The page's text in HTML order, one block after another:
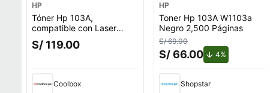
HP
Tóner Hp 103A,
compatible con Laser
1000, 1200, rendimiento
2,500 páginas, negro
S/ 119.00
Coolbox
HP
Toner Hp 103A W1103a
Negro 2,500 Páginas
S/ 69.00
S/ 66.00 4%
Shopstar